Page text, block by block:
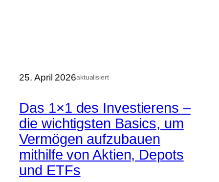
25. April 2026aktualisiert
Das 1×1 des Investierens –
die wichtigsten Basics, um
Vermögen aufzubauen
mithilfe von Aktien, Depots
und ETFs